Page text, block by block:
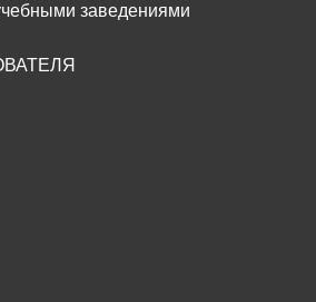
заведениями